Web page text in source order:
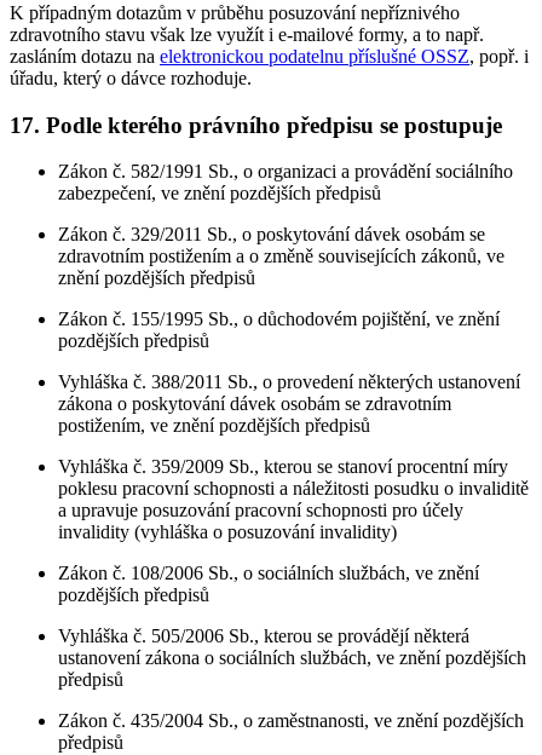
K případným dotazům v průběhu posuzování nepříznivého
zdravotního stavu však lze využít i e-mailové formy, a to např.
zasláním dotazu na elektronickou podatelnu příslušné OSSZ, popř. i
úřadu, který o dávce rozhoduje.
17. Podle kterého právního předpisu se postupuje
Zákon č. 582/1991 Sb., o organizaci a provádění sociálního
zabezpečení, ve znění pozdějších předpisů
Zákon č. 329/2011 Sb., o poskytování dávek osobám se
zdravotním postižením a o změně souvisejících zákonů, ve
znění pozdějších předpisů
Zákon č. 155/1995 Sb., o důchodovém pojištění, ve znění
pozdějších předpisů
Vyhláška č. 388/2011 Sb., o provedení některých ustanovení
zákona o poskytování dávek osobám se zdravotním
postižením, ve znění pozdějších předpisů
Vyhláška č. 359/2009 Sb., kterou se stanoví procentní míry
poklesu pracovní schopnosti a náležitosti posudku o invaliditě
a upravuje posuzování pracovní schopnosti pro účely
invalidity (vyhláška o posuzování invalidity)
Zákon č. 108/2006 Sb., o sociálních službách, ve znění
pozdějších předpisů
Vyhláška č. 505/2006 Sb., kterou se provádějí některá
ustanovení zákona o sociálních službách, ve znění pozdějších
předpisů
Zákon č. 435/2004 Sb., o zaměstnanosti, ve znění pozdějších
předpisů